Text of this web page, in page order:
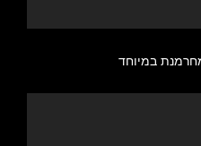
במיוחד